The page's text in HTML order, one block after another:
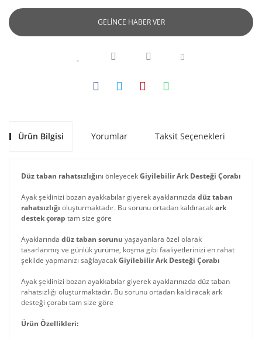
GELİNCE HABER VER
Ürün Bilgisi Yorumlar Taksit Seçenekleri
Düz taban rahatsızlığını önleyecekGiyilebilir Ark Desteği Çorabı
Ayak şeklinizi bozan ayakkabılar giyerek ayaklarınızda düz taban
rahatsızlığı oluşturmaktadır. Bu sorunu ortadan kaldıracakark
destek çorap tam size göre
Ayaklarında düz taban sorunu yaşayanlara özel olarak
tasarlanmış ve günlük yürüme, koşma gibi faaliyetlerinizi en rahat
şekilde yapmanızı sağlayacakGiyilebilir Ark Desteği Çorabı
Ayak şeklinizi bozan ayakkabılar giyerek ayaklarınızda düz taban
rahatsızlığı oluşturmaktadır. Bu sorunu ortadan kaldıracak ark
desteği çorabı tam size göre
Ürün Özellikleri: